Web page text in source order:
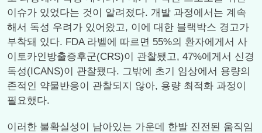
이슈가 있었다는 것이 알려졌다. 개발 과정에서는 계속
해서 독성 우려가 있어왔고, 이에 대한 블랙박스 경고가
부착돼 있다. FDA 라벨에 따르면 55%의 환자에게서 사
이토카인방출증후군(CRS)이 관찰됐고, 47%에게서 신경
독성(ICANS)이 관찰됐다. 그밖에 초기 임상에서 용량의
존적인 약물반응이 관찰되지 않아, 용량 최적화 과정이
필요했다.
이러한 불확실성이 남아있는 가운데 한발 진전된 움직임